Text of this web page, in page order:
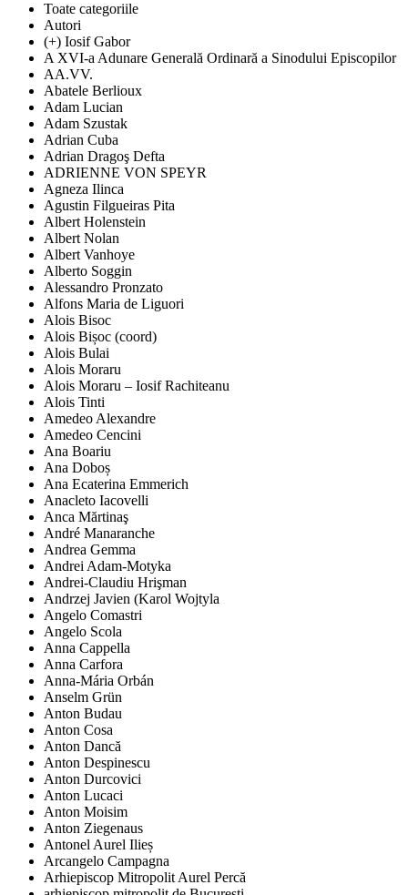
Toate categoriile
Autori
(+) Iosif Gabor
A XVI-a Adunare Generală Ordinară a Sinodului Episcopilor
AA.VV.
Abatele Berlioux
Adam Lucian
Adam Szustak
Adrian Cuba
Adrian Dragoş Defta
ADRIENNE VON SPEYR
Agneza Ilinca
Agustin Filgueiras Pita
Albert Holenstein
Albert Nolan
Albert Vanhoye
Alberto Soggin
Alessandro Pronzato
Alfons Maria de Liguori
Alois Bisoc
Alois Bișoc (coord)
Alois Bulai
Alois Moraru
Alois Moraru – Iosif Rachiteanu
Alois Tinti
Amedeo Alexandre
Amedeo Cencini
Ana Boariu
Ana Doboș
Ana Ecaterina Emmerich
Anacleto Iacovelli
Anca Mărtinaş
André Manaranche
Andrea Gemma
Andrei Adam-Motyka
Andrei-Claudiu Hrişman
Andrzej Javien (Karol Wojtyla
Angelo Comastri
Angelo Scola
Anna Cappella
Anna Carfora
Anna-Mária Orbán
Anselm Grün
Anton Budau
Anton Cosa
Anton Dancă
Anton Despinescu
Anton Durcovici
Anton Lucaci
Anton Moisim
Anton Ziegenaus
Antonel Aurel Ilieș
Arcangelo Campagna
Arhiepiscop Mitropolit Aurel Percă